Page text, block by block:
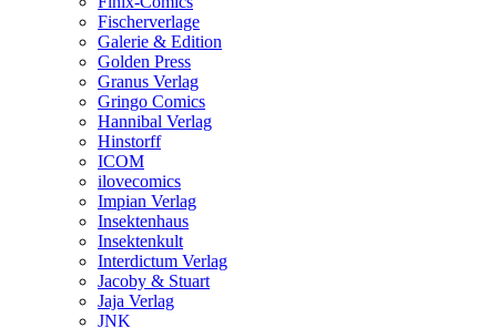
Fischerverlage
Galerie & Edition
Golden Press
Granus Verlag
Gringo Comics
Hannibal Verlag
Hinstorff
ICOM
ilovecomics
Impian Verlag
Insektenhaus
Insektenkult
Interdictum Verlag
Jacoby & Stuart
Jaja Verlag
JNK